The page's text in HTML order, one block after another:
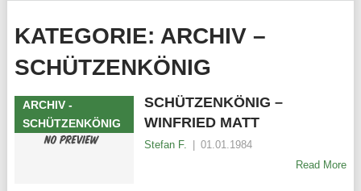
KATEGORIE: ARCHIV –
SCHÜTZENKÖNIG
ARCHIV -
SCHÜTZENKÖNIG
SCHÜTZENKÖNIG –
WINFRIED MATT
Stefan F.
01.01.1984
Read More